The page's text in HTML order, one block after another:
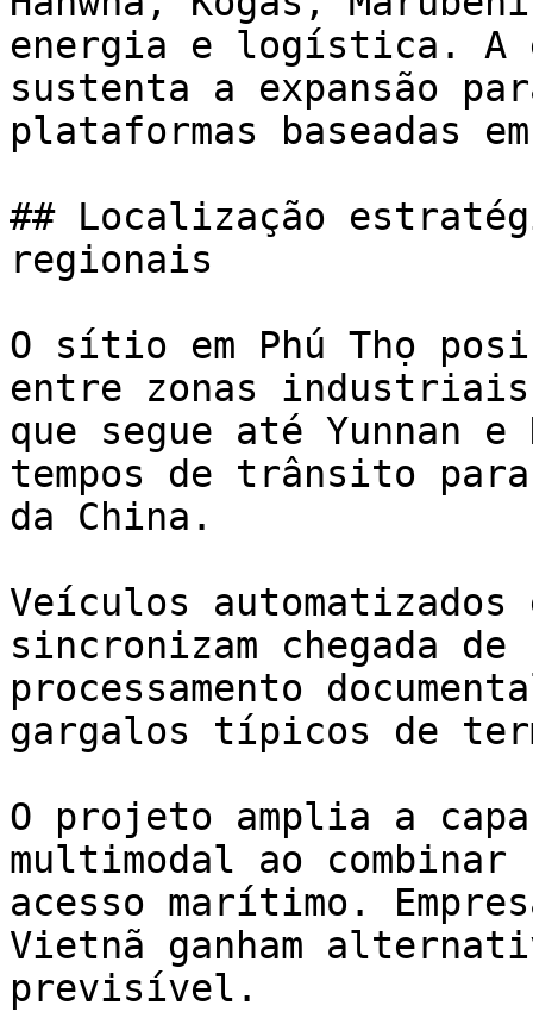
energia e logística. A
sustenta a expansão
plataformas baseadas
## Localização
regionais
O sítio em Phú Thọ
entre zonas
que segue até Yunnan e
tempos de trânsito
da China.
Veículos
sincronizam chegada de
processamento
gargalos típicos de
O projeto amplia a
multimodal ao
acesso marítimo.
Vietnã ganham
previsível.